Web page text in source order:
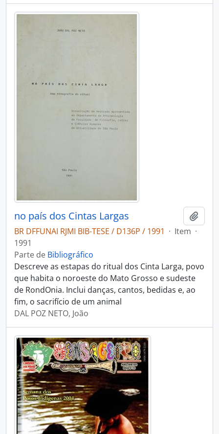
no país dos Cintas Largas
BR DFFUNAI RJMI BIB-TESE / D136P / 1991 · Item ·
1991
Parte de Bibliográfico
Descreve as estapas do ritual dos Cinta Larga, povo
que habita o noroeste do Mato Grosso e sudeste
de RondOnia. Inclui danças, cantos, bedidas e, ao
fim, o sacrifício de um animal
DAL POZ NETO, João